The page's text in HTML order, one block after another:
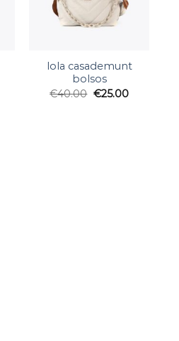
lola casademunt
bolsos
€40.00 €25.00